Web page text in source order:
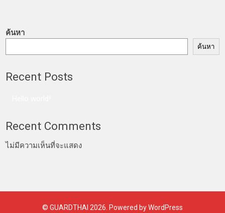
ค้นหา
ค้นหา
Recent Posts
Recent Comments
ไม่มีความเห็นที่จะแสดง
© GUARDTHAI 2026. Powered by WordPress